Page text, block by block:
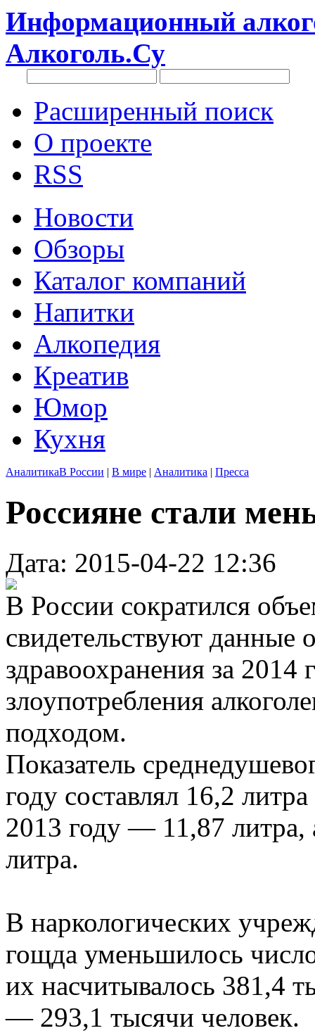
Информационный
Алкоголь.Су
Расширенный поиск
О проекте
RSS
Новости
Обзоры
Каталог компаний
Напитки
Алкопедия
Креатив
Юмор
Кухня
АналитикаВ России | В мире | Аналитика | Пресса
Россияне стали
Дата: 2015-04-22 12:36
В России сократился
свидетельствуют данные
здравоохранения за
злоупотребления
подходом.
Показатель
году составлял 16,2
2013 году — 11,87
литра.
В наркологических
гощда уменьшилось
их насчитывалось 381,4
— 293,1 тысячи человек.